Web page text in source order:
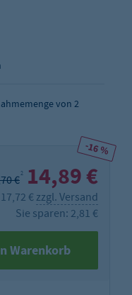
von 2
-16 %
€2 14,89 €
€zzgl. Versand
Sie sparen: 2,81 €
Warenkorb